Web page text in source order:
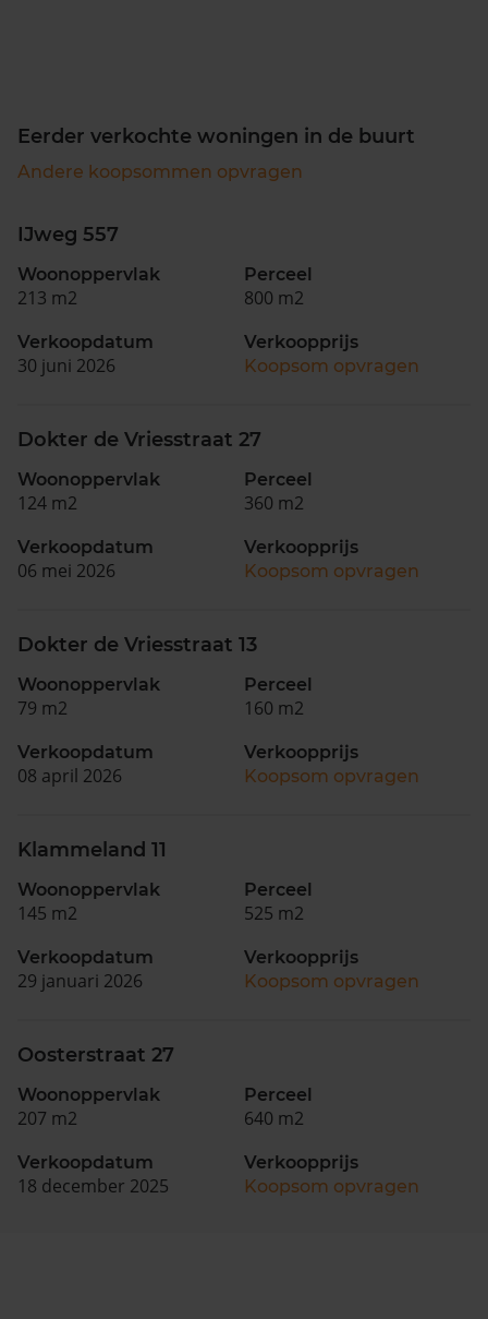
Eerder verkochte woningen in de buurt
Andere koopsommen opvragen
IJweg 557
Woonoppervlak
213 m2
Perceel
800 m2
Verkoopdatum
30 juni 2026
Verkoopprijs
Koopsom opvragen
Dokter de Vriesstraat 27
Woonoppervlak
124 m2
Perceel
360 m2
Verkoopdatum
06 mei 2026
Verkoopprijs
Koopsom opvragen
Dokter de Vriesstraat 13
Woonoppervlak
79 m2
Perceel
160 m2
Verkoopdatum
08 april 2026
Verkoopprijs
Koopsom opvragen
Klammeland 11
Woonoppervlak
145 m2
Perceel
525 m2
Verkoopdatum
29 januari 2026
Verkoopprijs
Koopsom opvragen
Oosterstraat 27
Woonoppervlak
207 m2
Perceel
640 m2
Verkoopdatum
18 december 2025
Verkoopprijs
Koopsom opvragen